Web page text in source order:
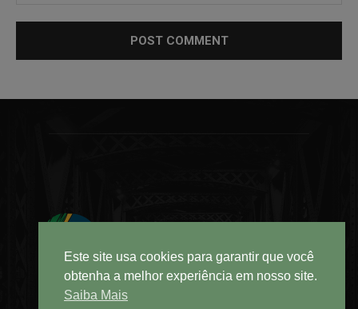
Este site usa cookies para garantir que você
obtenha a melhor experiência em nosso site.
Saiba Mais